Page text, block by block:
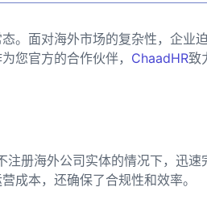
。面对海外市场的复杂性，企业
您官方的合作伙伴， ChaadHR致
册海外公司实体的情况下，迅速
成本，还确保了合规性和效率。